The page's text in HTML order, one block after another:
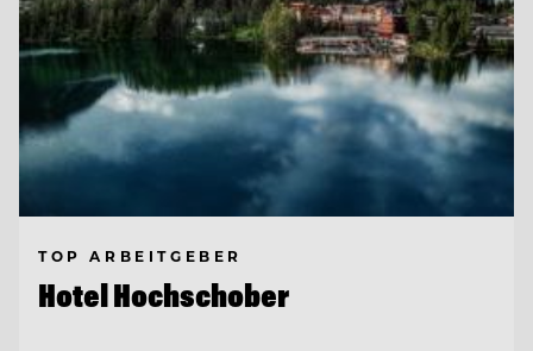
TOP ARBEITGEBER
Hotel Hochschober